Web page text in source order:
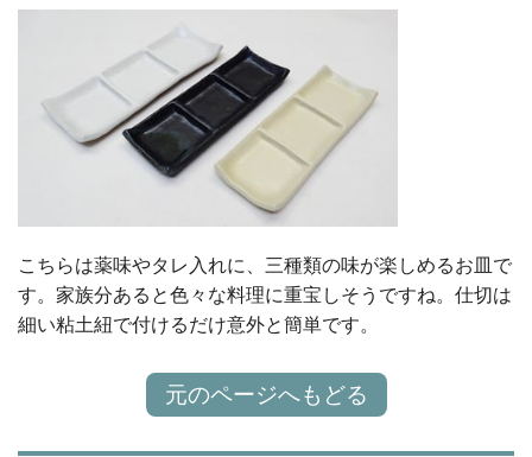
こちらは薬味やタレ入れに、三種類の味が楽しめるお皿で
す。家族分あると色々な料理に重宝しそうですね。仕切は
細い粘土紐で付けるだけ意外と簡単です。
元のページへもどる